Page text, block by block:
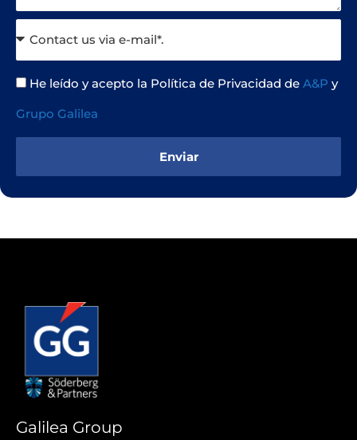
He leído y acepto la Política de Privacidad de A&P y
Grupo Galilea
Enviar
Galilea Group